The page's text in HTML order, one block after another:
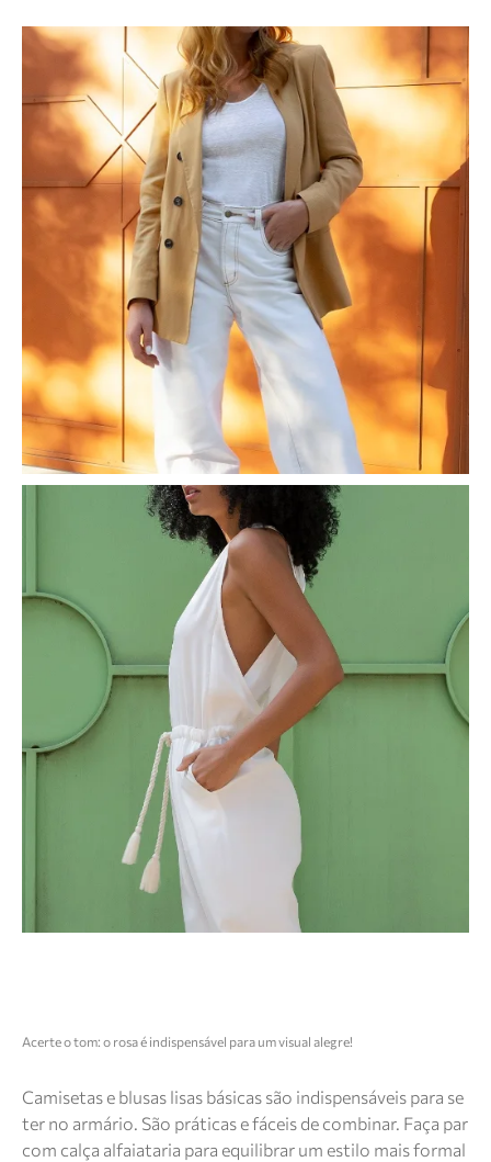
Acerte o tom: o rosa é indispensável para um visual alegre!
Camisetas e blusas lisas básicas são indispensáveis para se
ter no armário. São práticas e fáceis de combinar. Faça par
com calça alfaiataria para equilibrar um estilo mais formal